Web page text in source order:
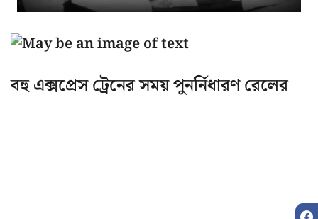
বহু এক্সপ্রেস ট্রেনের সময় পুনর্নিধারণ রেলের